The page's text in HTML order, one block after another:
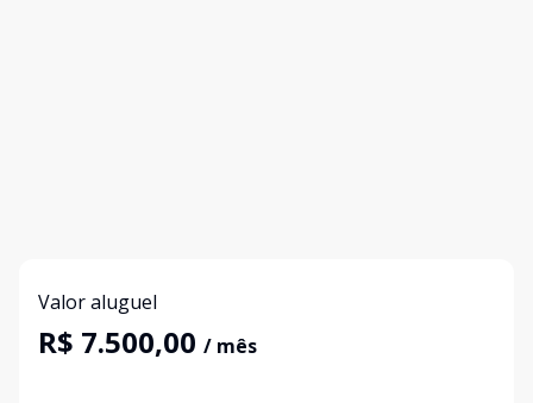
Valor aluguel
R$ 7.500,00 / mês